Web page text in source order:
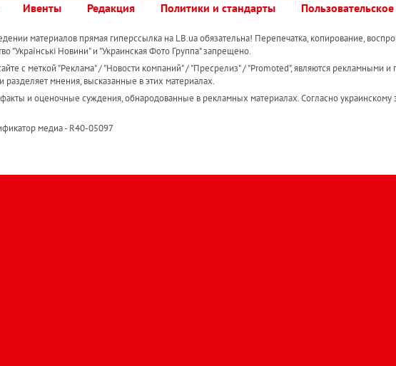
Ивенты Редакция Политики и стандарты
материалов прямая гиперссылка на LB.ua обязательна! Перепечатка, копирование,
"Українськi Новини" и "Украинская Фото Группа" запрещено.
с меткой "Реклама" / "Новости компаний" / "Пресрелиз" / "Promoted", являются рекламными и
разделяет мнения, высказанные в этих материалах.
и оценочные суждения, обнародованные в рекламных материалах. Согласно украинскому
медиа - R40-05097